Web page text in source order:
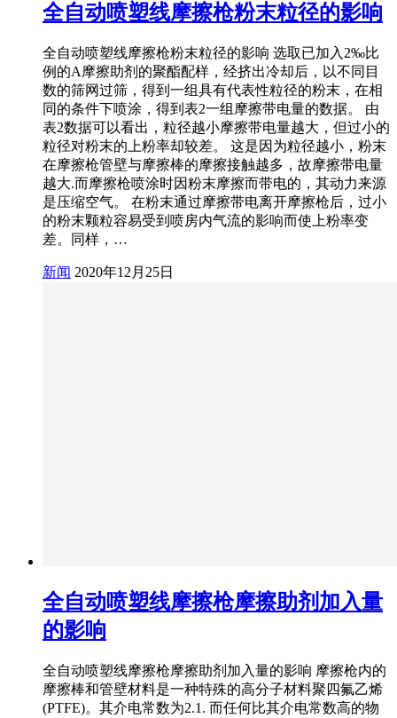
全自动喷塑线摩擦枪粉末粒径的影响
全自动喷塑线摩擦枪粉末粒径的影响 选取已加入2‰比
例的A摩擦助剂的聚酯配样，经挤出冷却后，以不同目
数的筛网过筛，得到一组具有代表性粒径的粉末，在相
同的条件下喷涂，得到表2一组摩擦带电量的数据。 由
表2数据可以看出，粒径越小摩擦带电量越大，但过小的
粒径对粉末的上粉率却较差。 这是因为粒径越小，粉末
在摩擦枪管壁与摩擦棒的摩擦接触越多，故摩擦带电量
越大.而摩擦枪喷涂时因粉末摩擦而带电的，其动力来源
是压缩空气。 在粉末通过摩擦带电离开摩擦枪后，过小
的粉末颗粒容易受到喷房内气流的影响而使上粉率变
差。同样，…
新闻 2020年12月25日
全自动喷塑线摩擦枪摩擦助剂加入量
的影响
全自动喷塑线摩擦枪摩擦助剂加入量的影响 摩擦枪内的
摩擦棒和管壁材料是一种特殊的高分子材料聚四氟乙烯
(PTFE)。其介电常数为2.1. 而任何比其介电常数高的物